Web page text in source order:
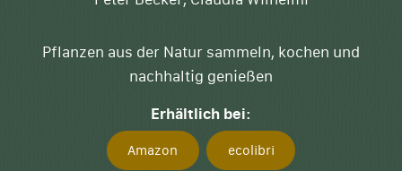
Pflanzen aus der Natur sammeln, kochen und
nachhaltig genießen
Erhältlich bei:
Amazon ecolibri